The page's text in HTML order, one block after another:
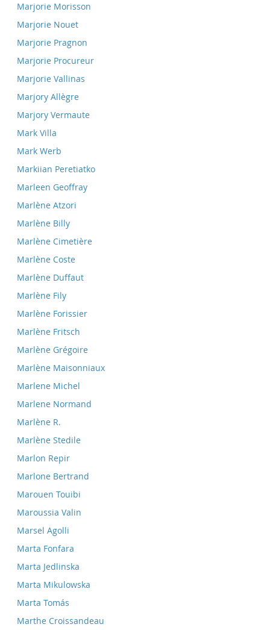
Marjorie Morisson
Marjorie Nouet
Marjorie Pragnon
Marjorie Procureur
Marjorie Vallinas
Marjory Allègre
Marjory Vermaute
Mark Villa
Mark Werb
Markiian Peretiatko
Marleen Geoffray
Marlène Atzori
Marlène Billy
Marlène Cimetière
Marlène Coste
Marlène Duffaut
Marlène Fily
Marlène Forissier
Marlène Fritsch
Marlène Grégoire
Marlène Maisonniaux
Marlene Michel
Marlene Normand
Marlène R.
Marlène Stedile
Marlon Repir
Marlone Bertrand
Marouen Touibi
Maroussia Valin
Marsel Agolli
Marta Fonfara
Marta Jedlinska
Marta Mikulowska
Marta Tomás
Marthe Croissandeau